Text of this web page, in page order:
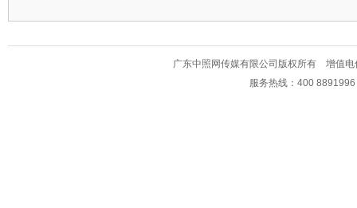
广东中照网传媒有限公司版权所有 增值
服务热线：400 8891996